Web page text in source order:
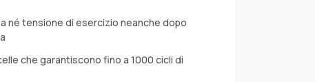
né tensione di esercizio neanche dopo
che garantiscono fino a 1000 cicli di